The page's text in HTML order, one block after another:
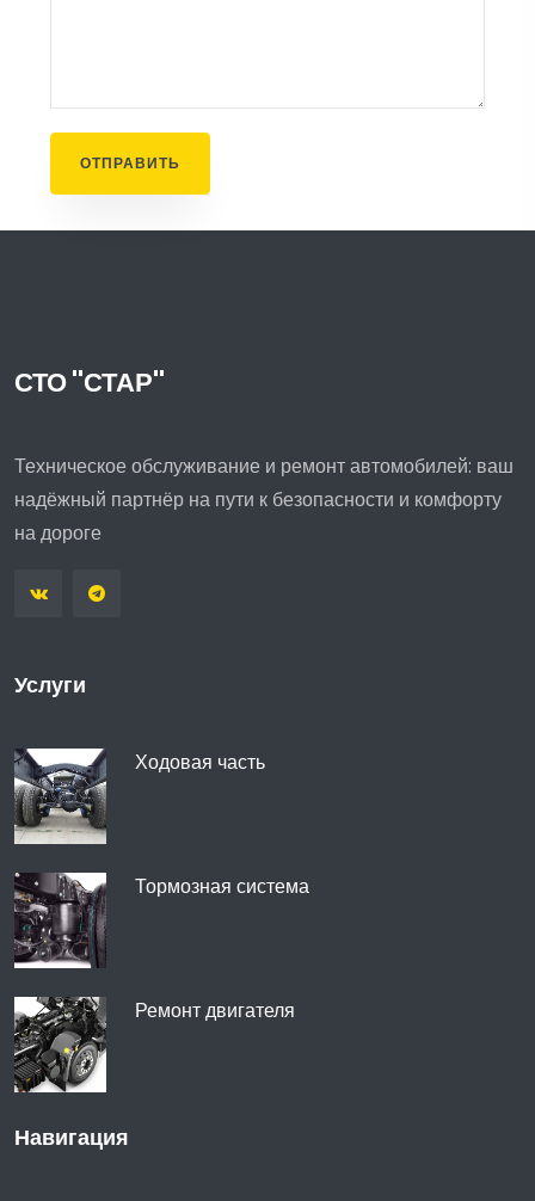
СТО "СТАР"
Техническое обслуживание и ремонт автомобилей: ваш
надёжный партнёр на пути к безопасности и комфорту
на дороге
Услуги
Ходовая часть
Тормозная система
Ремонт двигателя
Навигация